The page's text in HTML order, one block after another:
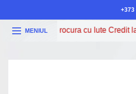
+373
MENIUL
Acum poți procura cu Iute Credit